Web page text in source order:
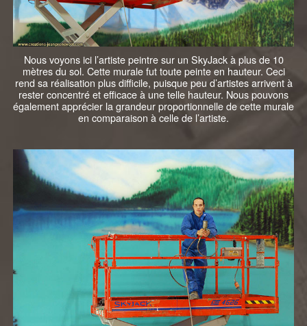
Nous voyons ici l’artiste peintre sur un SkyJack à plus de 10
mètres du sol. Cette murale fut toute peinte en hauteur. Ceci
rend sa réalisation plus difficile, puisque peu d’artistes arrivent à
rester concentré et efficace à une telle hauteur. Nous pouvons
également apprécier la grandeur proportionnelle de cette murale
en comparaison à celle de l’artiste.